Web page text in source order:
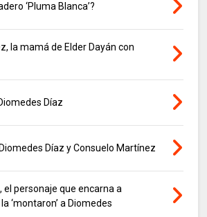
‘Pluma Blanca’?
la mamá de Elder Dayán con
Díaz
Díaz y Consuelo Martínez
el personaje que encarna a
‘montaron’ a Diomedes